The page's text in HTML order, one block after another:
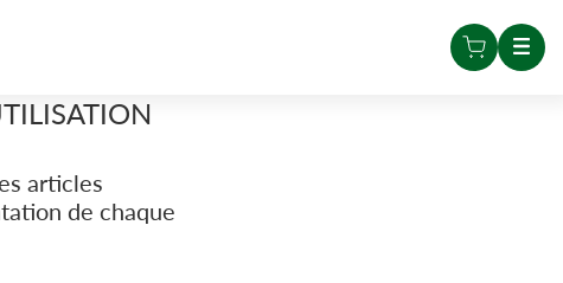
articles
de chaque